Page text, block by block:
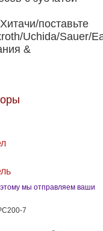
поставьте
Uchida/Sauer/
&
мы отправляем ваши